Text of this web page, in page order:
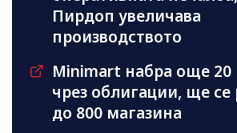
Пирдоп увеличава
производството
Minimart набра още 20
чрез облигации, ще се
до 800 магазина